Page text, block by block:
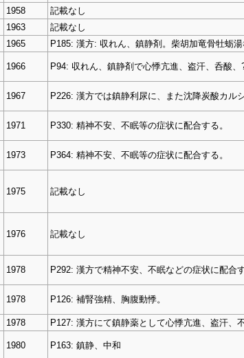
1958
記載なし
1963
記載なし
1965 P185: 漢方: 収れん、鎮静剤。柴胡加竜骨牡蛎
1966 P94: 収れん、鎮静剤で心悸亢進、盗汗、呑酸、
1967 P226: 漢方では鎮静利尿に、また沈降炭酸カル
1971 P330: 精神不安、不眠等の症状に配合する。
1973 P364: 精神不安、不眠等の症状に配合する。
1975 記載なし
1976 記載なし
1978 P292: 漢方で精神不安、不眠などの症状に配合
1978 P126: 補腎強精、胸腹動悸。
1978 P127: 漢方にて鎮静薬として心悸亢進、盗汗、
1980 P163: 鎮静、中和